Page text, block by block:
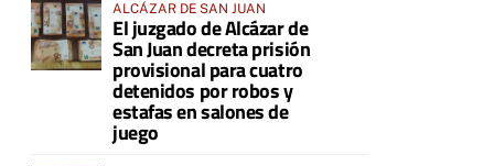
ALCÁZAR DE SAN JUAN
El juzgado de Alcázar de
San Juan decreta prisión
provisional para cuatro
detenidos por robos y
estafas en salones de
juego